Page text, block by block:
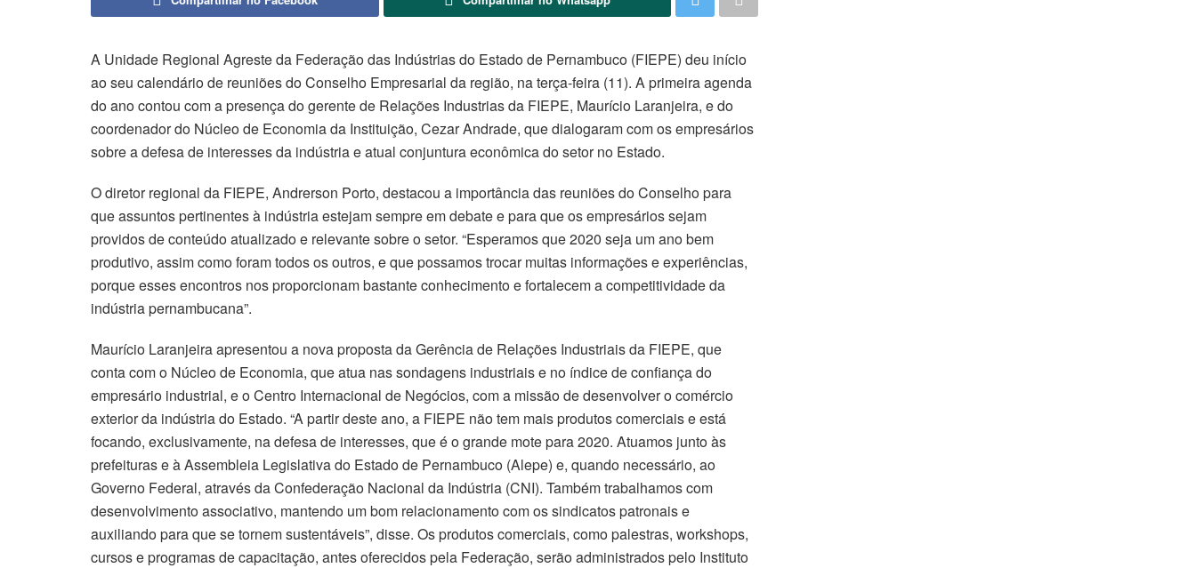
A Unidade Regional Agreste da Federação das Indústrias do Estado de Pernambuco (FIEPE) deu início
ao seu calendário de reuniões do Conselho Empresarial da região, na terça-feira (11). A primeira agenda
do ano contou com a presença do gerente de Relações Industrias da FIEPE, Maurício Laranjeira, e do
coordenador do Núcleo de Economia da Instituição, Cezar Andrade, que dialogaram com os empresários
sobre a defesa de interesses da indústria e atual conjuntura econômica do setor no Estado.
O diretor regional da FIEPE, Andrerson Porto, destacou a importância das reuniões do Conselho para
que assuntos pertinentes à indústria estejam sempre em debate e para que os empresários sejam
providos de conteúdo atualizado e relevante sobre o setor. “Esperamos que 2020 seja um ano bem
produtivo, assim como foram todos os outros, e que possamos trocar muitas informações e experiências,
porque esses encontros nos proporcionam bastante conhecimento e fortalecem a competitividade da
indústria pernambucana”.
Maurício Laranjeira apresentou a nova proposta da Gerência de Relações Industriais da FIEPE, que
conta com o Núcleo de Economia, que atua nas sondagens industriais e no índice de confiança do
empresário industrial, e o Centro Internacional de Negócios, com a missão de desenvolver o comércio
exterior da indústria do Estado. “A partir deste ano, a FIEPE não tem mais produtos comerciais e está
focando, exclusivamente, na defesa de interesses, que é o grande mote para 2020. Atuamos junto às
prefeituras e à Assembleia Legislativa do Estado de Pernambuco (Alepe) e, quando necessário, ao
Governo Federal, através da Confederação Nacional da Indústria (CNI). Também trabalhamos com
desenvolvimento associativo, mantendo um bom relacionamento com os sindicatos patronais e
auxiliando para que se tornem sustentáveis”, disse. Os produtos comerciais, como palestras, workshops,
cursos e programas de capacitação, antes oferecidos pela Federação, serão administrados pelo Instituto